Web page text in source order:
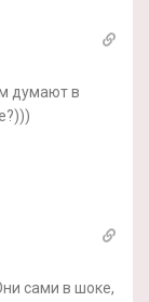
думают в
сами в шоке,